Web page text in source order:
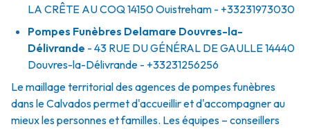
LA CRÊTE AU COQ14150Ouistreham - +33231973030
Pompes Funèbres Delamare Douvres-la-
Délivrande - 43 RUE DU GÉNÉRAL DE GAULLE14440
Douvres-la-Délivrande - +33231256256
Le maillage territorial des agences de pompes funèbres
dans le Calvados permet d'accueillir et d'accompagner au
mieux les personnes et familles. Les équipes – conseillers